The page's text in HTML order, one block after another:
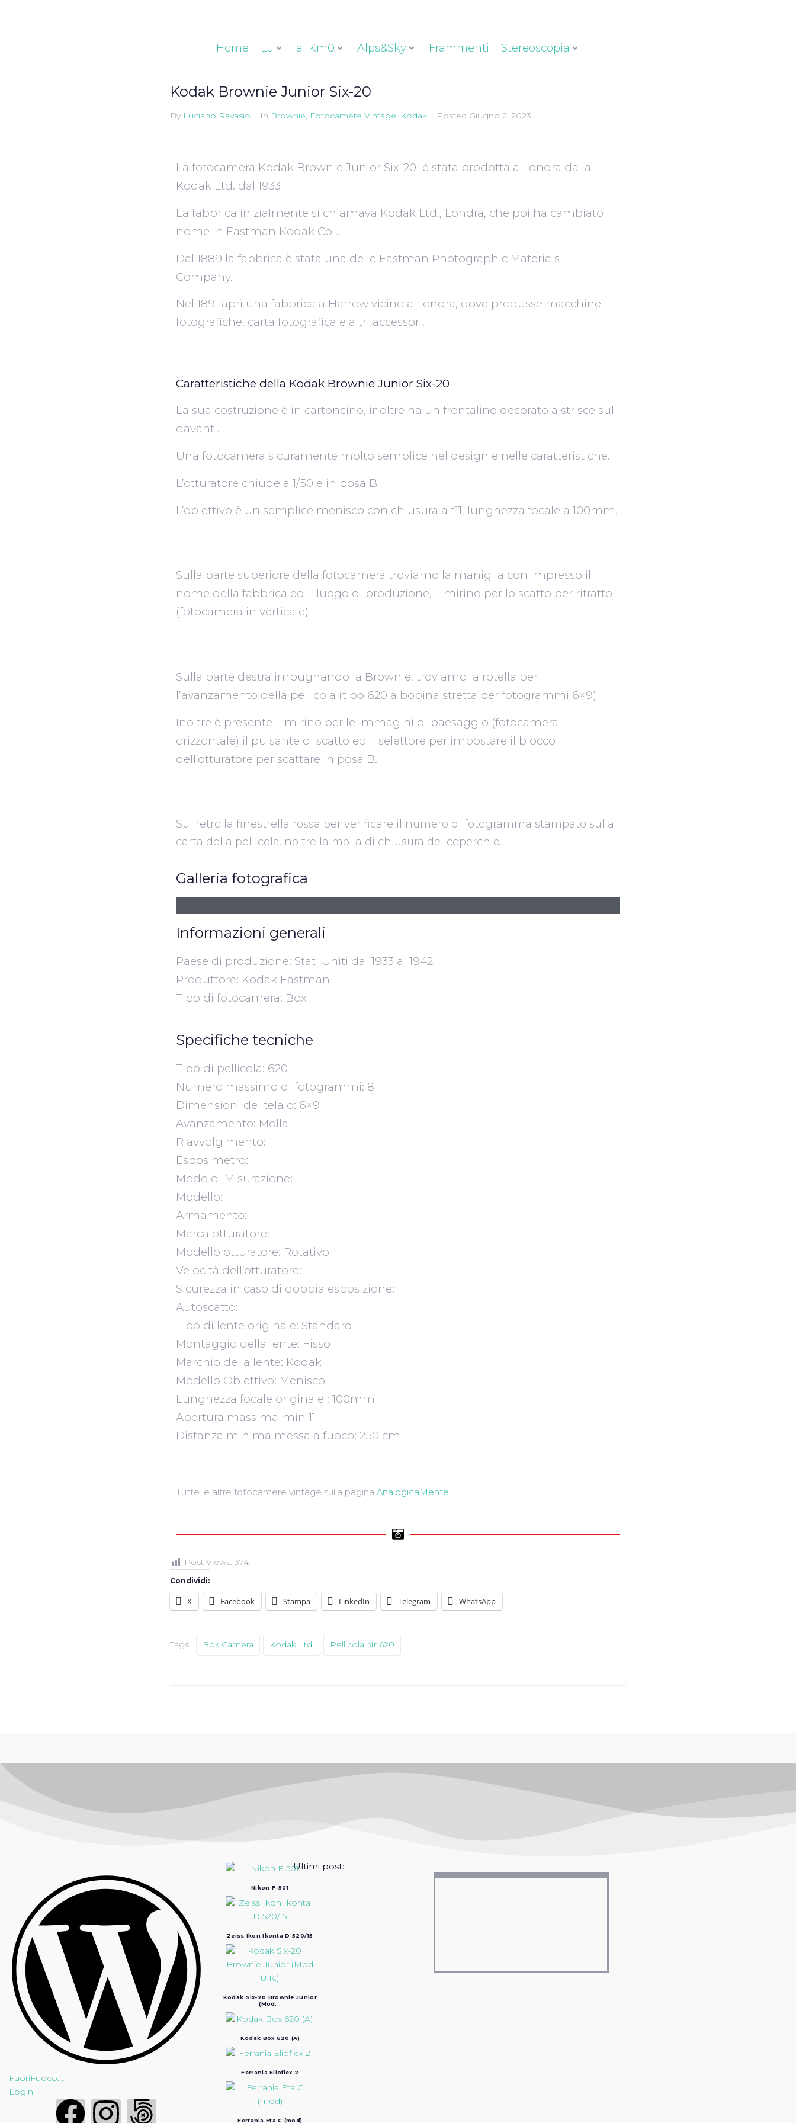
Home Lu a_Km0 Alps&Sky Frammenti Stereoscopia
Kodak Brownie Junior Six-20
By Luciano Ravasio In Brownie, Fotocamere Vintage, Kodak Posted Giugno 2, 2023
La fotocamera Kodak Brownie Junior Six-20 è stata prodotta a Londra dalla
Kodak Ltd. dal 1933
La fabbrica inizialmente si chiamava Kodak Ltd., Londra, che poi ha cambiato
nome in Eastman Kodak Co ..
Dal 1889 la fabbrica è stata una delle Eastman Photographic Materials
Company.
Nel 1891 aprì una fabbrica a Harrow vicino a Londra, dove produsse macchine
fotografiche, carta fotografica e altri accessori.
Caratteristiche della Kodak Brownie Junior Six-20
La sua costruzione è in cartoncino, inoltre ha un frontalino decorato a strisce sul
davanti.
Una fotocamera sicuramente molto semplice nel design e nelle caratteristiche.
L’otturatore chiude a 1/50 e in posa B
L’obiettivo è un semplice menisco con chiusura a f11, lunghezza focale a 100mm.
Sulla parte superiore della fotocamera troviamo la maniglia con impresso il
nome della fabbrica ed il luogo di produzione, il mirino per lo scatto per ritratto
(fotocamera in verticale)
Sulla parte destra impugnando la Brownie, troviamo la rotella per
l’avanzamento della pellicola (tipo 620 a bobina stretta per fotogrammi 6×9)
Inoltre è presente il mirino per le immagini di paesaggio (fotocamera
orizzontale) il pulsante di scatto ed il selettore per impostare il blocco
dell’otturatore per scattare in posa B.
Sul retro la finestrella rossa per verificare il numero di fotogramma stampato sulla
carta della pellicola.Inoltre la molla di chiusura del coperchio.
Galleria fotografica
Informazioni generali
Paese di produzione: Stati Uniti dal 1933 al 1942
Produttore: Kodak Eastman
Tipo di fotocamera: Box
Specifiche tecniche
Tipo di pellicola: 620
Numero massimo di fotogrammi: 8
Dimensioni del telaio: 6×9
Avanzamento: Molla
Riavvolgimento:
Esposimetro:
Modo di Misurazione:
Modello:
Armamento:
Marca otturatore:
Modello otturatore: Rotativo
Velocità dell’otturatore:
Sicurezza in caso di doppia esposizione:
Autoscatto:
Tipo di lente originale: Standard
Montaggio della lente: Fisso
Marchio della lente: Kodak
Modello Obiettivo: Menisco
Lunghezza focale originale : 100mm
Apertura massima-min 11
Distanza minima messa a fuoco: 250 cm
Tutte le altre fotocamere vintage sulla pagina AnalogicaMente
Post Views: 374
Condividi:
X Facebook Stampa LinkedIn Telegram WhatsApp
Tags: Box Camera Kodak Ltd. Pellicola Nr 620
FuoriFuoco.it
Login
Ultimi post:
Nikon F-501
Zeiss Ikon Ikonta D 520/15
Kodak Six-20 Brownie Junior
(Mod...
Kodak Box 620 (A)
Ferrania Elioflex 2
Ferrania Eta C (mod)